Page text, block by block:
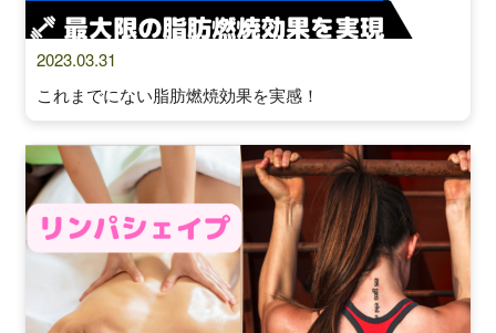
2023.03.31
これまでにない脂肪燃焼効果を実感！